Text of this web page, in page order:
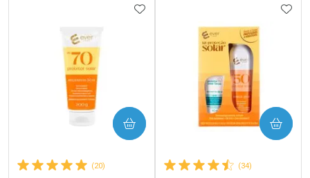
(20)
ADICIONAR AOS FAVORITOS
COMPRAR
(34)
COMPRAR